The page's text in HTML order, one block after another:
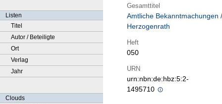
Listen
Titel
Autor / Beteiligte
Ort
Verlag
Jahr
Clouds
Gesamttitel
Amtliche Bekanntmachungen /
Herzogenrath
Heft
050
URN
urn:nbn:de:hbz:5:2-
1495710